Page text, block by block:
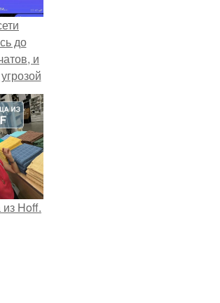
до
и
Hoff.